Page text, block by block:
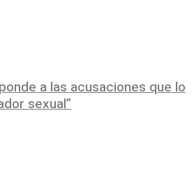
a las acusaciones que lo
sexual”